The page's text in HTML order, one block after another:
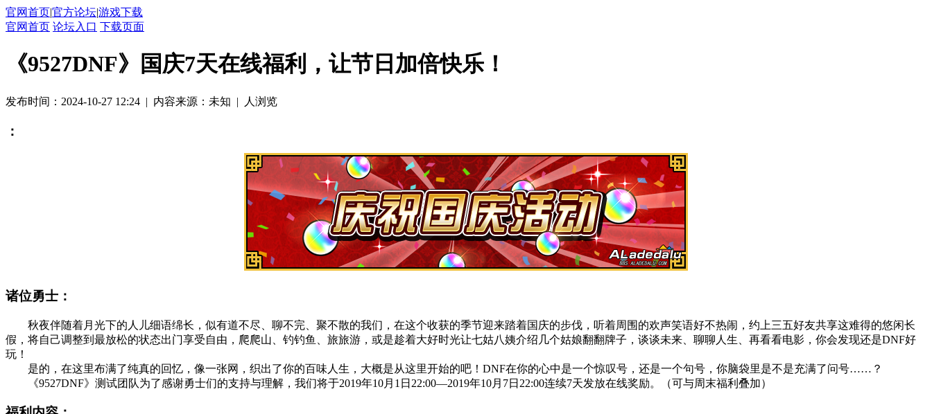
官网首页|官方论坛|游戏下载
官网首页 论坛入口 下载页面
《9527DNF》国庆7天在线福利，让节日加倍快乐！
发布时间：2024-10-27 12:24 | 内容来源：未知 | 人浏览
：
诸位勇士：
秋夜伴随着月光下的人儿细语绵长，似有道不尽、聊不完、聚不散的我们，在这个收获的季节迎来踏着国庆的步伐，听着周围的欢声笑语好不热闹，约上三五好友共享这难得的悠闲长
假，将自己调整到最放松的状态出门享受自由，爬爬山、钓钓鱼、旅旅游，或是趁着大好时光让七姑八姨介绍几个姑娘翻翻牌子，谈谈未来、聊聊人生、再看看电影，你会发现还是DNF好
玩！
是的，在这里布满了纯真的回忆，像一张网，织出了你的百味人生，大概是从这里开始的吧！DNF在你的心中是一个惊叹号，还是一个句号，你脑袋里是不是充满了问号……？
《9527DNF》测试团队为了感谢勇士们的支持与理解，我们将于2019年10月1日22:00—2019年10月7日22:00连续7天发放在线奖励。（可与周末福利叠加）